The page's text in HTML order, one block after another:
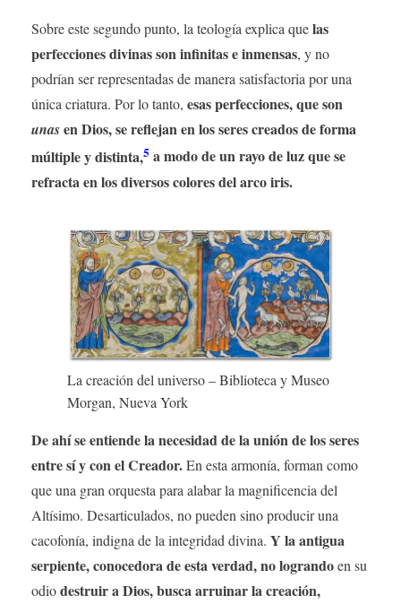
Sobre este segundo punto, la teología explica quelas
perfecciones divinas son infinitas e inmensas, y no
podrían ser representadas de manera satisfactoria por una
única criatura. Por lo tanto, esas perfecciones, que son
unasen Dios, se reflejan en los seres creados de forma
múltiple y distinta,5 a modo de un rayo de luz que se
refracta en los diversos colores del arco iris.
La creación del universo – Biblioteca y Museo
Morgan, Nueva York
De ahí se entiende la necesidad de la unión de los seres
entre sí y con el Creador.En esta armonía, forman como
que una gran orquesta para alabar la magnificencia del
Altísimo. Desarticulados, no pueden sino producir una
cacofonía, indigna de la integridad divina. Y la antigua
serpiente, conocedora de esta verdad, no lograndoen su
odiodestruir a Dios, busca arruinar la creación,